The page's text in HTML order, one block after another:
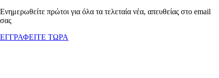
Ενημερωθείτε πρώτοι για όλα τα τελεταία νέα, απευθείας στο email
σας
ΕΓΓΡΑΦΕΙΤΕ ΤΩΡΑ